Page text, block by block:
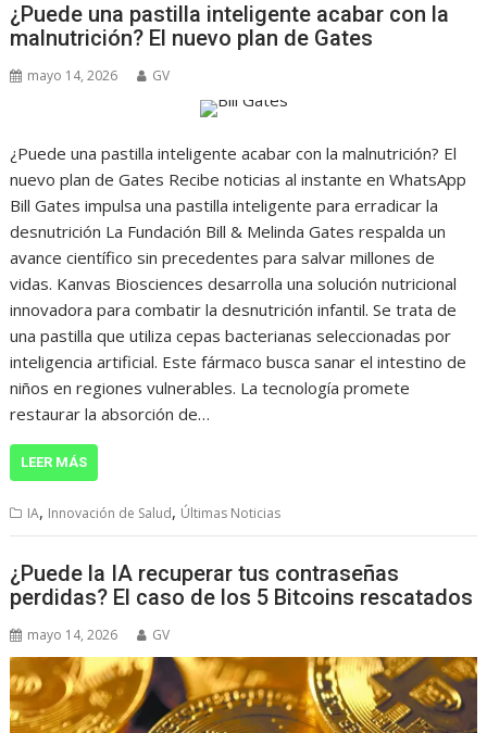
¿Puede una pastilla inteligente acabar con la
malnutrición? El nuevo plan de Gates
mayo 14, 2026 GV
¿Puede una pastilla inteligente acabar con la malnutrición? El
nuevo plan de Gates Recibe noticias al instante en WhatsApp
Bill Gates impulsa una pastilla inteligente para erradicar la
desnutrición La Fundación Bill & Melinda Gates respalda un
avance científico sin precedentes para salvar millones de
vidas. Kanvas Biosciences desarrolla una solución nutricional
innovadora para combatir la desnutrición infantil. Se trata de
una pastilla que utiliza cepas bacterianas seleccionadas por
inteligencia artificial. Este fármaco busca sanar el intestino de
niños en regiones vulnerables. La tecnología promete
restaurar la absorción de…
LEER MÁS
IA, Innovación de Salud, Últimas Noticias
¿Puede la IA recuperar tus contraseñas
perdidas? El caso de los 5 Bitcoins rescatados
mayo 14, 2026 GV